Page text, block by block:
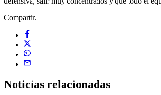
Compartir.
Noticias relacionadas